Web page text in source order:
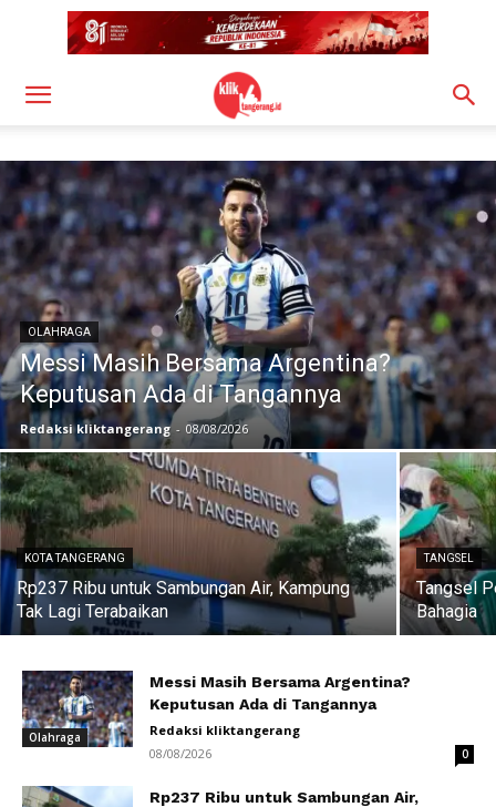
OLAHRAGA
Messi Masih Bersama Argentina?
Keputusan Ada di Tangannya
Redaksi kliktangerang - 08/08/2026
KOTA TANGERANG
Rp237 Ribu untuk Sambungan Air, Kampung
Tak Lagi Terabaikan
TANGSEL
Tangsel
Bahagia
Olahraga
Messi Masih Bersama Argentina?
Keputusan Ada di Tangannya
Redaksi kliktangerang
08/08/2026
0
Rp237 Ribu untuk Sambungan Air,